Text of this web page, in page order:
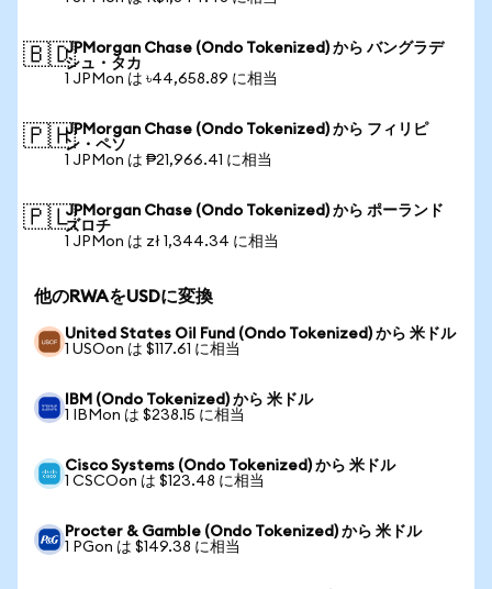
🇧🇩JPMorgan Chase (Ondo Tokenized) から バングラデ
シュ・タカ
1 JPMon は ৳44,658.89 に相当
🇵🇭JPMorgan Chase (Ondo Tokenized) から フィリピ
ン・ペソ
1 JPMon は ₱21,966.41 に相当
🇵🇱JPMorgan Chase (Ondo Tokenized) から ポーランド
ズロチ
1 JPMon は zł 1,344.34 に相当
他のRWAをUSDに変換
United States Oil Fund (Ondo Tokenized) から 米ドル
1 USOon は $117.61 に相当
IBM (Ondo Tokenized) から 米ドル
1 IBMon は $238.15 に相当
Cisco Systems (Ondo Tokenized) から 米ドル
1 CSCOon は $123.48 に相当
Procter & Gamble (Ondo Tokenized) から 米ドル
1 PGon は $149.38 に相当